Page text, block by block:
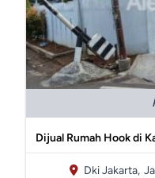
Dijual Rumah Hook di
Dki Jakarta,